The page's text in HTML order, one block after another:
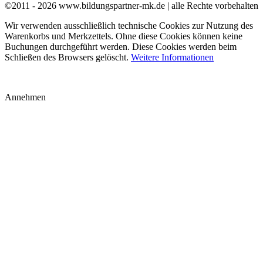
©2011 - 2026 www.bildungspartner-mk.de | alle Rechte vorbehalten
Wir verwenden ausschließlich technische Cookies zur Nutzung des
Warenkorbs und Merkzettels. Ohne diese Cookies können keine
Buchungen durchgeführt werden. Diese Cookies werden beim
Schließen des Browsers gelöscht. Weitere Informationen
Annehmen